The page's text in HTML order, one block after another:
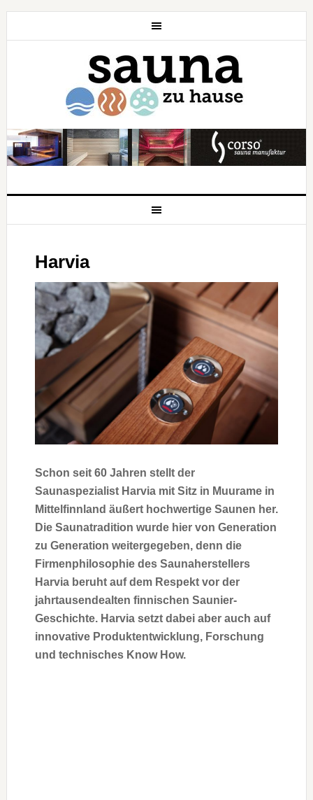
Harvia
Schon seit 60 Jahren stellt der
Saunaspezialist Harvia mit Sitz in Muurame in
Mittelfinnland äußert hochwertige Saunen her.
Die Saunatradition wurde hier von Generation
zu Generation weitergegeben, denn die
Firmenphilosophie des Saunaherstellers
Harvia beruht auf dem Respekt vor der
jahrtausendealten finnischen Saunier-
Geschichte. Harvia setzt dabei aber auch auf
innovative Produktentwicklung, Forschung
und technisches Know How.